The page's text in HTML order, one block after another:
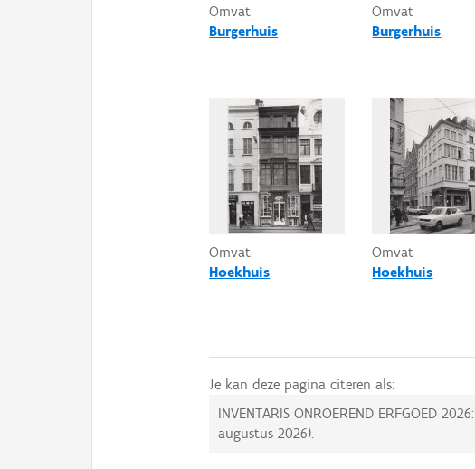
Omvat
Burgerhuis
Omvat
Burgerhuis
Omvat
Hoekhuis
Omvat
Hoekhuis
Je kan deze pagina citeren als:
INVENTARIS ONROEREND ERFGOED 2026:
augustus 2026).